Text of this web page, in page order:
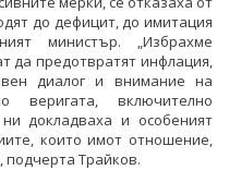
до дефицит, до имитация
министър. „Избрахме
да предотвратят инфлация,
диалог и внимание на
веригата, включително
докладваха и особеният
които имот отношение,
подчерта Трайков.